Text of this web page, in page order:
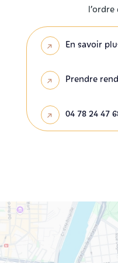
En savoir
Prendre
04 78 24 47